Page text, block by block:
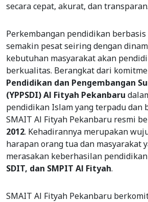
secara cepat, akurat, dan transparan.
Perkembangan pendidikan
semakin pesat seiring dengan
kebutuhan masyarakat akan
berkualitas. Berangkat dari
Pendidikan dan Pengembangan
(YPPSDI) Al Fityah Pekanbaru
pendidikan Islam yang terpadu dan
SMAIT Al Fityah Pekanbaru resmi
2012. Kehadirannya merupakan
harapan orang tua dan masyarakat
merasakan keberhasilan
SDIT, dan SMPIT Al Fityah.
SMAIT Al Fityah Pekanbaru